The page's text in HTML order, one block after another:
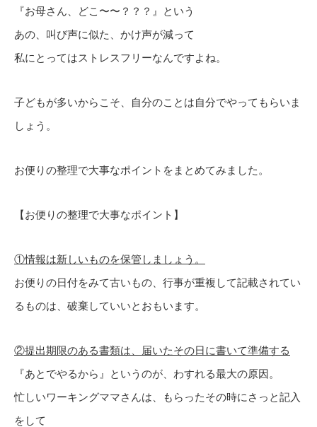
『お母さん、どこ〜〜？？？』という
あの、叫び声に似た、かけ声が減って
私にとってはストレスフリーなんですよね。
子どもが多いからこそ、自分のことは自分でやってもらいま
しょう。
お便りの整理で大事なポイントをまとめてみました。
【お便りの整理で大事なポイント】
①情報は新しいものを保管しましょう。
お便りの日付をみて古いもの、行事が重複して記載されてい
るものは、破棄していいとおもいます。
②提出期限のある書類は、届いたその日に書いて準備する
『あとでやるから』というのが、わすれる最大の原因。
忙しいワーキングママさんは、もらったその時にさっと記入
をして